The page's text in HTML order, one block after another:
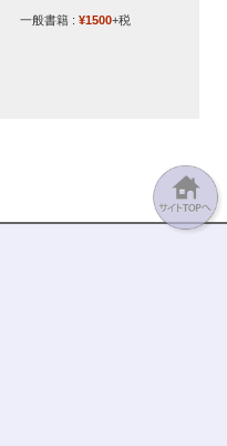
一般書籍 : ¥1500+税